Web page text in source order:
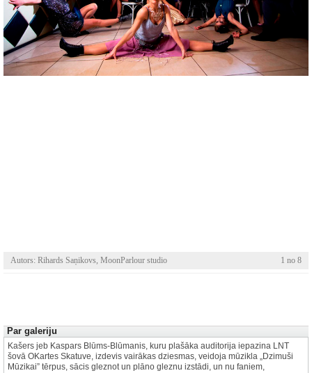
Autors: Rihards Saņikovs, MoonParlour studio 1 no 8
Par galeriju
Kašers jeb Kaspars Blūms-Blūmanis, kuru plašāka auditorija iepazina LNT
šovā OKartes Skatuve, izdevis vairākas dziesmas, veidoja mūzikla „Dzimuši
Mūzikai” tērpus, sācis gleznot un plāno gleznu izstādi, un nu faniem,